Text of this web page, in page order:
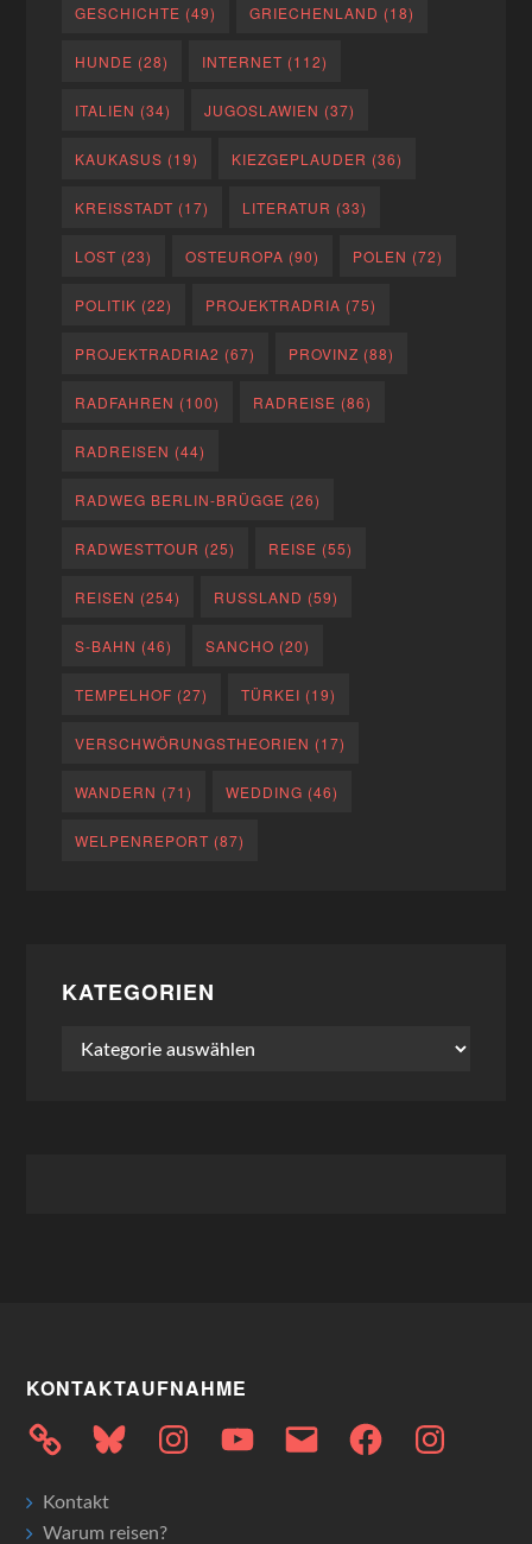
GESCHICHTE (49) GRIECHENLAND (18)
HUNDE (28) INTERNET (112)
ITALIEN (34) JUGOSLAWIEN (37)
KAUKASUS (19) KIEZGEPLAUDER (36)
KREISSTADT (17) LITERATUR (33)
LOST (23) OSTEUROPA (90) POLEN (72)
POLITIK (22) PROJEKTRADRIA (75)
PROJEKTRADRIA2 (67) PROVINZ (88)
RADFAHREN (100) RADREISE (86)
RADREISEN (44)
RADWEG BERLIN-BRÜGGE (26)
RADWESTTOUR (25) REISE (55)
REISEN (254) RUSSLAND (59)
S-BAHN (46) SANCHO (20)
TEMPELHOF (27) TÜRKEI (19)
VERSCHWÖRUNGSTHEORIEN (17)
WANDERN (71) WEDDING (46)
WELPENREPORT (87)
KATEGORIEN
Kategorien
KONTAKTAUFNAHME
Bluesky InstagramYouTubeE-
Mail
FacebookInstagram
Kontakt
Warum reisen?